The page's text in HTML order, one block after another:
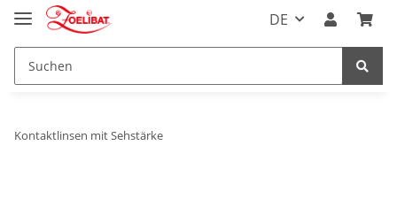
DE
Kontaktlinsen mit Sehstärke